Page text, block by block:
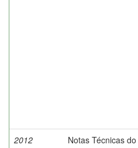
2012
Notas Técnicas do